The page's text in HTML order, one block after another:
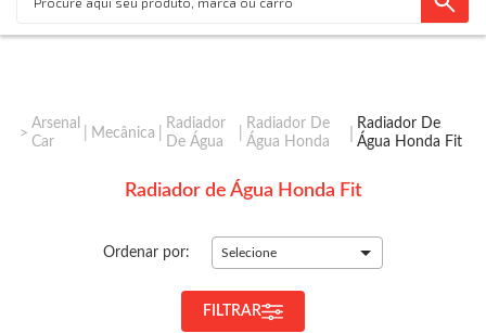
Arsenal
Car
Mecânica
Radiador
De Água
Radiador De
Água Honda
Radiador De
Água Honda Fit
Radiador de Água Honda Fit
Ordenar por: Selecione
FILTRAR